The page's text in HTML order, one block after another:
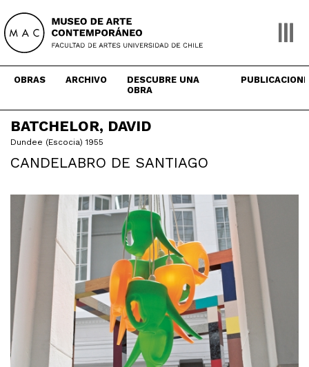
content
OBRAS ARCHIVO
DESCUBRE UNA
OBRA
BATCHELOR, DAVID
Dundee (Escocia) 1955
CANDELABRO DE SANTIAGO